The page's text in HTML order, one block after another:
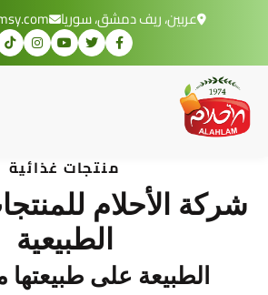
عربين، ريف دمشق، سوريا
منتجات غذائية
شركة الأحلام
الطبيعية
الطبيعة على طبيعتها منذ